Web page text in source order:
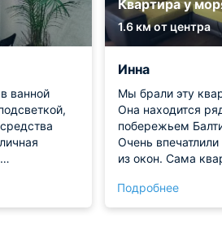
ванной
место,
Квартира у
1.6 км от центра
Инна
Мы брали эту
Она находится
побережьем
Очень
из окон. Сама
наполнением.
текстиль нам
Подробнее